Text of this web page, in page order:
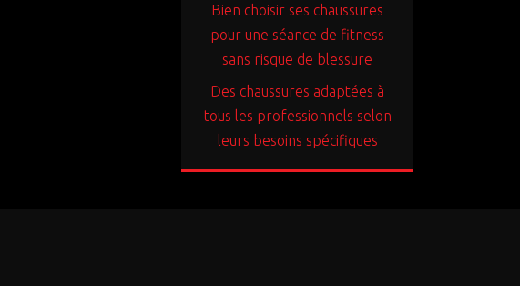
Bien choisir ses chaussures
pour une séance de fitness
sans risque de blessure
Des chaussures adaptées à
tous les professionnels selon
leurs besoins spécifiques